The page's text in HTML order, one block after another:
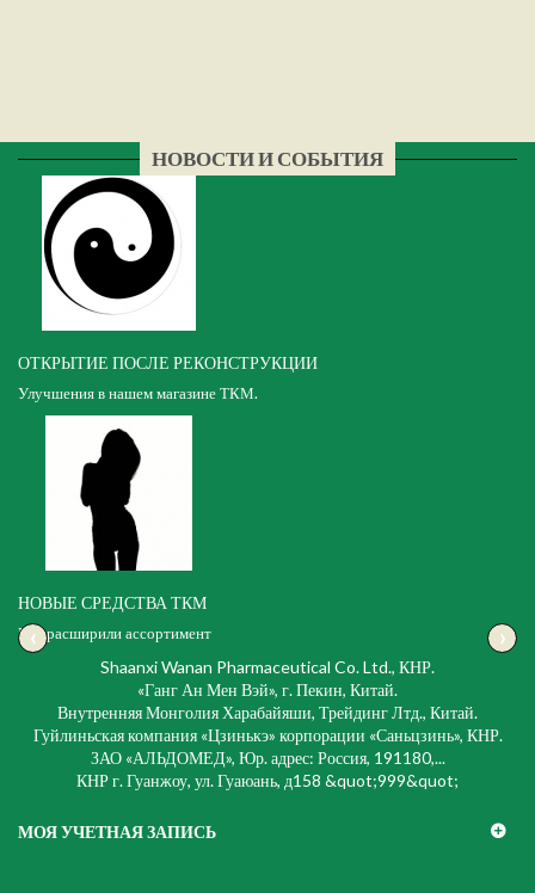
НОВОСТИ И СОБЫТИЯ
ОТКРЫТИЕ ПОСЛЕ РЕКОНСТРУКЦИИ
Улучшения в нашем магазине ТКМ.
НОВЫЕ СРЕДСТВА ТКМ
Мы расширили ассортимент
‹ ›
Shaanxi Wanan Pharmaceutical Co. Ltd., КНР.
«Ганг Ан Мен Вэй», г. Пекин, Китай.
Внутренняя Монголия Харабайяши, Трейдинг Лтд., Китай.
Гуйлиньская компания «Цзинькэ» корпорации «Саньцзинь», КНР.
ЗАО «АЛЬДОМЕД», Юр. адрес: Россия, 191180,...
КНР г. Гуанжоу, ул. Гуаюань, д158 &quot;999&quot;
МОЯ УЧЕТНАЯ ЗАПИСЬ